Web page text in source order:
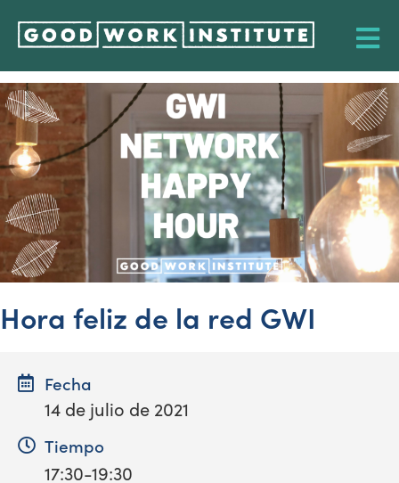
Hora feliz de la red GWI
Fecha
14 de julio de 2021
Tiempo
17:30-19:30